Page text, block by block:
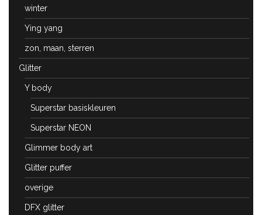
winter
Ying yang
zon, maan, sterren
Glitter
Y body
Superstar basiskleuren
Superstar NEON
Glimmer body art
Glitter puffer
overige
DFX glitter